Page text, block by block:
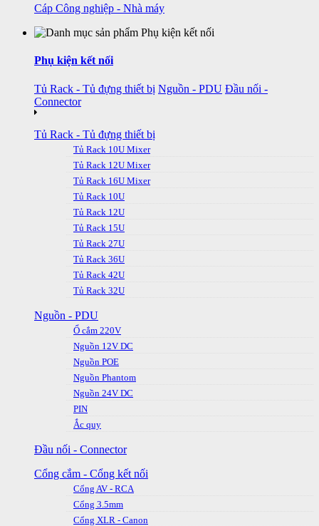
Cáp Công nghiệp - Nhà máy
Phụ kiện kết nối
Tủ Rack - Tủ đựng thiết bị Nguồn - PDU Đầu nối -
Connector
Tủ Rack - Tủ đựng thiết bị
Tủ Rack 10U Mixer
Tủ Rack 12U Mixer
Tủ Rack 16U Mixer
Tủ Rack 10U
Tủ Rack 12U
Tủ Rack 15U
Tủ Rack 27U
Tủ Rack 36U
Tủ Rack 42U
Tủ Rack 32U
Nguồn - PDU
Ổ cắm 220V
Nguồn 12V DC
Nguồn POE
Nguồn Phantom
Nguồn 24V DC
PIN
Ắc quy
Đầu nối - Connector
Cổng cắm - Cổng kết nối
Cổng AV - RCA
Cổng 3.5mm
Cổng XLR - Canon